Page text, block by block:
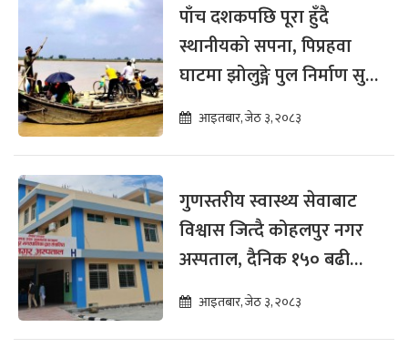
पाँच दशकपछि पूरा हुँदै
स्थानीयको सपना, पिप्रहवा
घाटमा झोलुङ्गे पुल निर्माण सुरु
हुँदै आइतबार, जेठ ३, २०८३
गुणस्तरीय स्वास्थ्य सेवाबाट
विश्वास जित्दै कोहलपुर नगर
अस्पताल, दैनिक १५० बढी
बिरामी लाभान्वित
आइतबार, जेठ ३, २०८३